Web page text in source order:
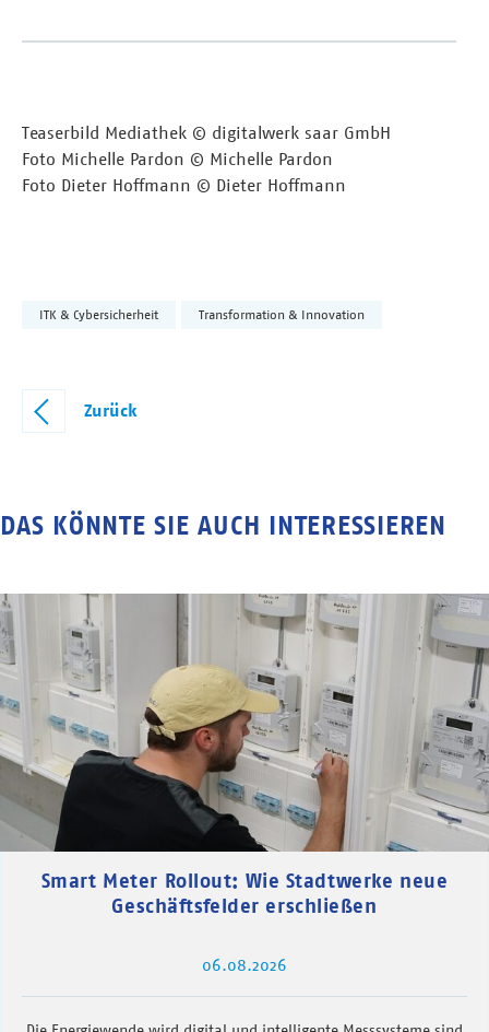
Teaserbild Mediathek © digitalwerk saar GmbH
Foto Michelle Pardon © Michelle Pardon
Foto Dieter Hoffmann © Dieter Hoffmann
ITK & Cybersicherheit Transformation & Innovation
Zurück
DAS KÖNNTE SIE AUCH INTERESSIEREN
Smart Meter Rollout: Wie Stadtwerke neue
Geschäftsfelder erschließen
06.08.2026